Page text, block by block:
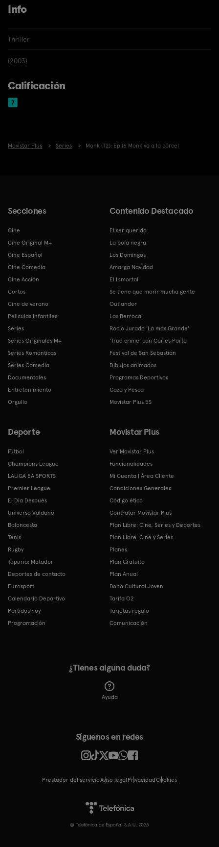
Info
Thriller
(2003)
Calificación
Movistar Plus Series Monk (T2): Ep.16 Monk va a la cárcel
Secciones
Cine
Cine Original M+
Cine Español
Cine Comedia
Cine Acción
Cortos
Cine de verano
Películas Infantiles
Series
Series Originales M+
Series Románticas
Series Comedia
Documentales
Entretenimiento
Orgullo
Contenido Destacado
El ser querido
La bola negra
Los Domingos
Amarga Navidad
El Inmortal
Se tiene que morir mucha gente
Outlander
Las Berrocal
Rocío Jurado 'La más Grande'
'True crime' con Carles Porta
Festival de San Sebastián
Dibujos animados
Programas Deportivos
Caza y Pesca
Movistar Plus 5S
Deporte
Fútbol
Champions League
LALIGA EA SPORTS
Premier League
El Día Después
Universo Valdano
Baloncesto
Tenis
Rugby
Topuria: Matador
Deportes de contacto
Eurosport
Calendario Deportivo
Partidos hoy
Programación
Movistar Plus
Ver Movistar Plus
Funcionalidades
Mi Cuenta | Área Cliente
Condiciones Generales
Código ético
Contratar Movistar Plus
Plan Libre: Cine, Series y Deportes
Plan Libre: Cine y Series
Planes
Plan Gratuito
Plan Anual
Bono Cultural Joven
Tarifa O2
Tarjetas regalo
Comunicación
¿Tienes alguna duda?
Ayuda
© Telefónica de España, S.A.U. 2026
Prestador del servicioAviso legal Privacidad cookies
Síguenos en redes